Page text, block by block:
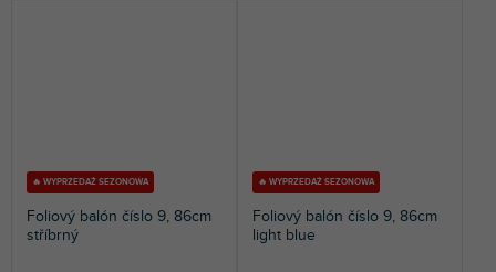
🔥 WYPRZEDAŻ SEZONOWA
Foliový balón číslo 9, 86cm
stříbrný
🔥 WYPRZEDAŻ SEZONOWA
Foliový balón číslo 9, 86cm
light blue